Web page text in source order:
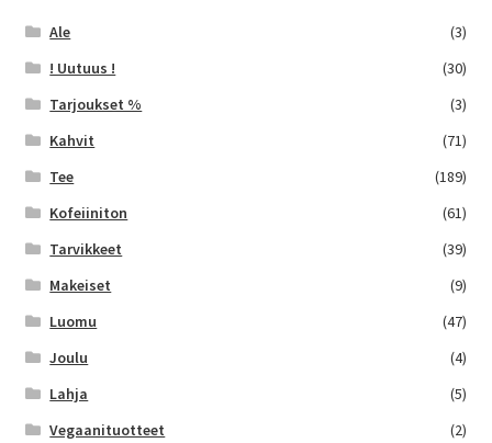
Ale
(3)
! Uutuus !
(30)
Tarjoukset %
(3)
Kahvit
(71)
Tee
(189)
Kofeiiniton
(61)
Tarvikkeet
(39)
Makeiset
(9)
Luomu
(47)
Joulu
(4)
Lahja
(5)
Vegaanituotteet
(2)